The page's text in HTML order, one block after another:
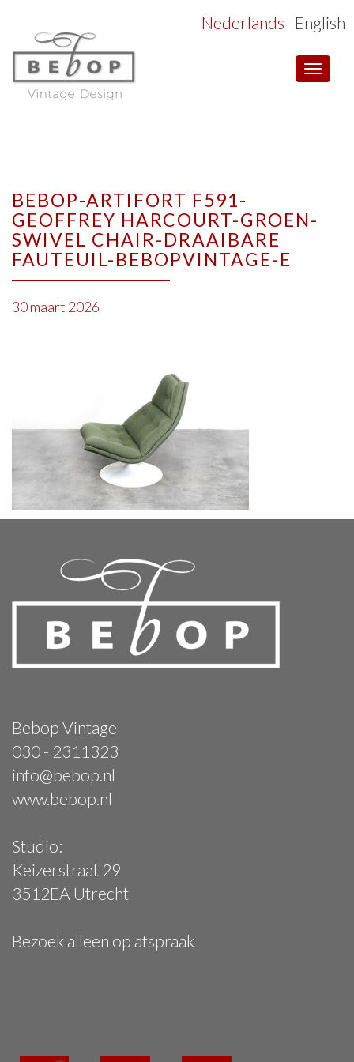
Toggle
Nederlands English
BEBOP-ARTIFORT F591-
GEOFFREY HARCOURT-GROEN-
SWIVEL CHAIR-DRAAIBARE
FAUTEUIL-BEBOPVINTAGE-E
30 maart 2026
Bebop Vintage
030 - 2311323
info@bebop.nl
www.bebop.nl
Studio:
Keizerstraat 29
3512EA Utrecht
Bezoek alleen op afspraak